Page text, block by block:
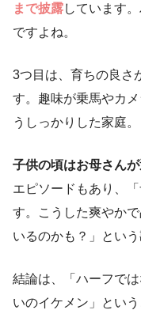
まで披露しています
ですよね。
3つ目は、育ちの良さ
す。趣味が乗馬やカ
うしっかりした家庭。
子供の頃はお母さん
エピソードもあり、
す。こうした爽やか
いるのかも？」とい
結論は、「ハーフで
いのイケメン」という